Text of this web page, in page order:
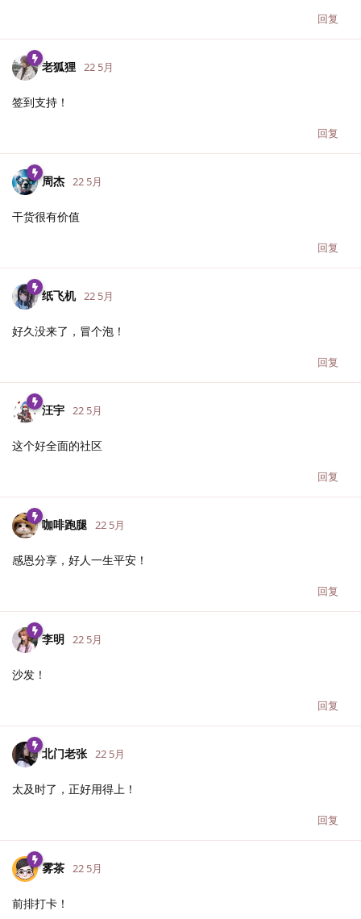
回复
老狐狸 22 5月
签到支持！
回复
周杰 22 5月
干货很有价值
回复
纸飞机 22 5月
好久没来了，冒个泡！
回复
汪宇 22 5月
这个好全面的社区
回复
咖啡跑腿 22 5月
感恩分享，好人一生平安！
回复
李明 22 5月
沙发！
回复
北门老张 22 5月
太及时了，正好用得上！
回复
雾茶 22 5月
前排打卡！